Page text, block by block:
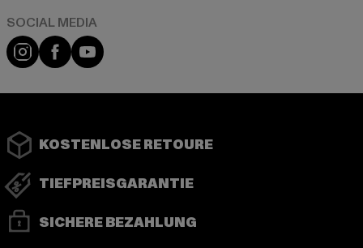
Instagram
FacebookYouTube
KOSTENLOSE RETOURE
TIEFPREISGARANTIE
SICHERE BEZAHLUNG